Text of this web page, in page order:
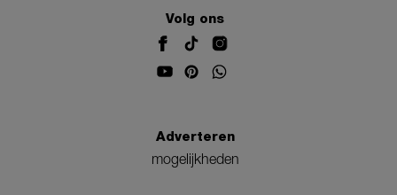
Volg ons
Adverteren
mogelijkheden